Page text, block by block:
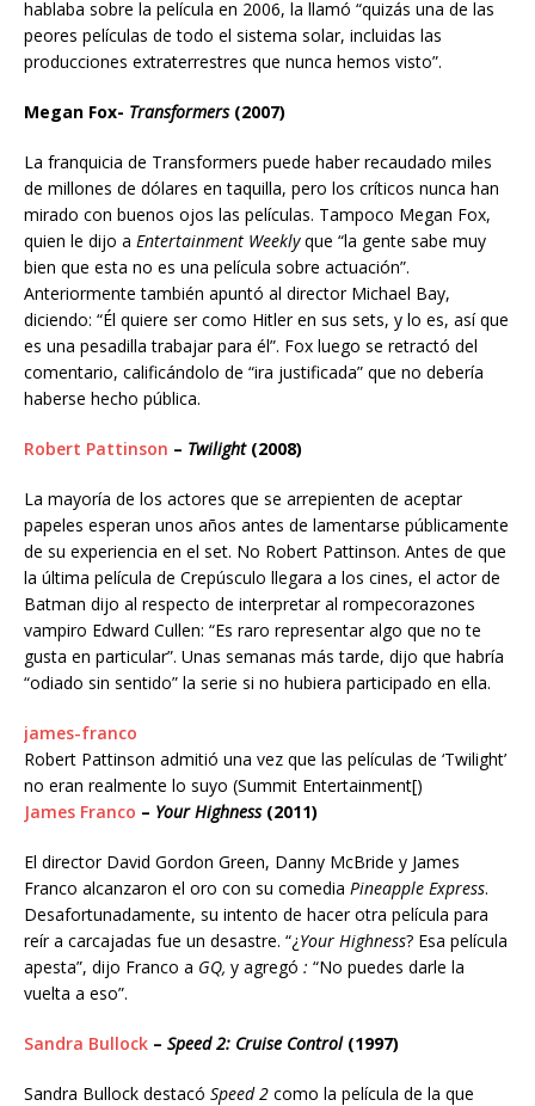
hablaba sobre la película en 2006, la llamó “quizás una de las
peores películas de todo el sistema solar, incluidas las
producciones extraterrestres que nunca hemos visto”.
Megan Fox- Transformers (2007)
La franquicia de Transformers puede haber recaudado miles
de millones de dólares en taquilla, pero los críticos nunca han
mirado con buenos ojos las películas. Tampoco Megan Fox,
quien le dijo a Entertainment Weeklyque “la gente sabe muy
bien que esta no es una película sobre actuación”.
Anteriormente también apuntó al director Michael Bay,
diciendo: “Él quiere ser como Hitler en sus sets, y lo es, así que
es una pesadilla trabajar para él”. Fox luego se retractó del
comentario, calificándolo de “ira justificada” que no debería
haberse hecho pública.
Robert Pattinson – Twilight(2008)
La mayoría de los actores que se arrepienten de aceptar
papeles esperan unos años antes de lamentarse públicamente
de su experiencia en el set. No Robert Pattinson. Antes de que
la última película de Crepúsculo llegara a los cines, el actor de
Batman dijo al respecto de interpretar al rompecorazones
vampiro Edward Cullen: “Es raro representar algo que no te
gusta en particular”. Unas semanas más tarde, dijo que habría
“odiado sin sentido” la serie si no hubiera participado en ella.
james-franco
Robert Pattinson admitió una vez que las películas de ‘Twilight’
no eran realmente lo suyo (Summit Entertainment[)
James Franco – Your Highness(2011)
El director David Gordon Green, Danny McBride y James
Franco alcanzaron el oro con su comedia Pineapple Express.
Desafortunadamente, su intento de hacer otra película para
reír a carcajadas fue un desastre. “¿Your Highness? Esa película
apesta”, dijo Franco a GQ, y agregó : “No puedes darle la
vuelta a eso”.
Sandra Bullock – Speed 2: Cruise Control(1997)
Sandra Bullock destacó Speed 2 como la película de la que